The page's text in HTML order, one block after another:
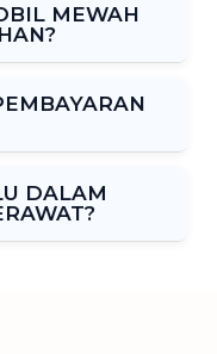
MEWAH
DALAM